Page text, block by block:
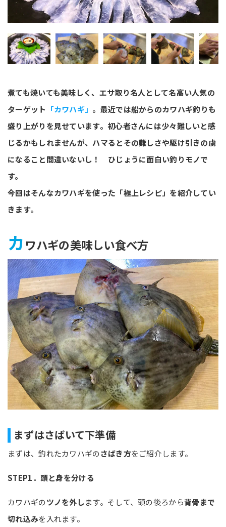
煮ても焼いても美味しく、エサ取り名人として名高い人気の
ターゲット 「カワハギ」 。最近では船からのカワハギ釣りも
盛り上がりを見せています。初心者さんには少々難しいと感
じるかもしれませんが、ハマるとその難しさや駆け引きの虜
になること間違いないし！ ひじょうに面白い釣りモノで
す。
今回はそんなカワハギを使った「極上レシピ」を紹介してい
きます。
カワハギの美味しい食べ方
まずはさばいて下準備
まずは、釣れたカワハギのさばき方をご紹介します。
STEP1 ．頭と身を分ける
カワハギのツノを外します。そして、頭の後ろから背骨まで
切れ込みを入れます。